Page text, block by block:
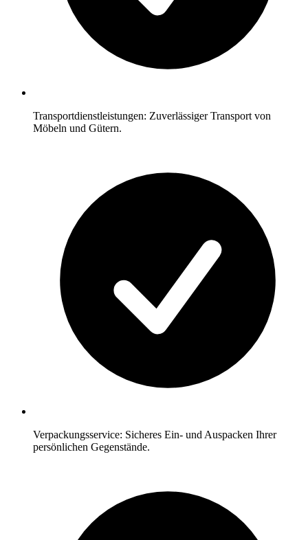
Transportdienstleistungen: Zuverlässiger Transport von
Möbeln und Gütern.
Verpackungsservice: Sicheres Ein- und Auspacken Ihrer
persönlichen Gegenstände.